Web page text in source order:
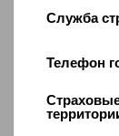
Служба
Телефон